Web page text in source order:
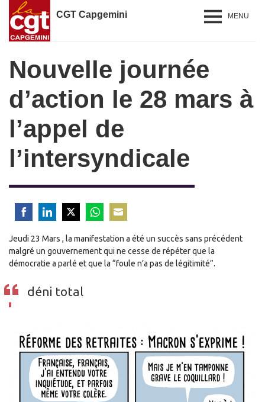
CGT Capgemini MENU
Nouvelle journée
d’action le 28 mars à
l’appel de
l’intersyndicale
on
Facebook
on
LinkedIn
on
Twitter
on
WhatsApp
on
Email
Jeudi 23 Mars , la manifestation a été un succès sans précédent
malgré un gouvernement qui ne cesse de répéter que la
démocratie a parlé et que la “foule n’a pas de légitimité”.
déni total